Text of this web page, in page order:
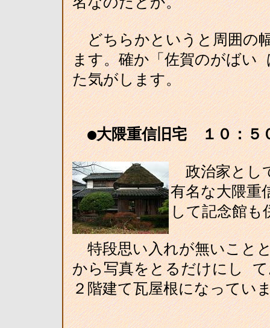
どちらかというと周囲の
ます。確か「佐賀のがばい
た気がします。
●大隈重信旧宅 １０：５
政治家とし
有名な大隈重
して記念館も
特段思い入れが無いこと
から写真をとるだけにし
２階建て瓦屋根になってい